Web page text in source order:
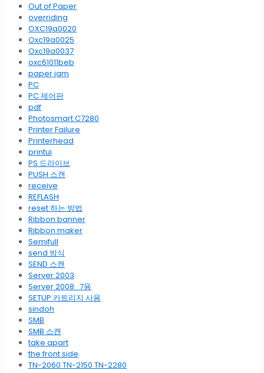
Out of Paper
overriding
OXC19a0020
Oxc19a0025
Oxc19a0037
oxc61011beb
paper jam
PC
PC 제어판
pdf
Photosmart C7280
Printer Failure
Printerhead
printui
PS 드라이브
PUSH 스캔
receive
REFLASH
reset 하는 방법
Ribbon banner
Ribbon maker
Semifull
send 방식
SEND 스캔
Server 2003
Server 2008_7용
SETUP 카트리지 사용
sindoh
SMB
SMB 스캔
take apart
the front side
TN-2060 TN-2150 TN-2280